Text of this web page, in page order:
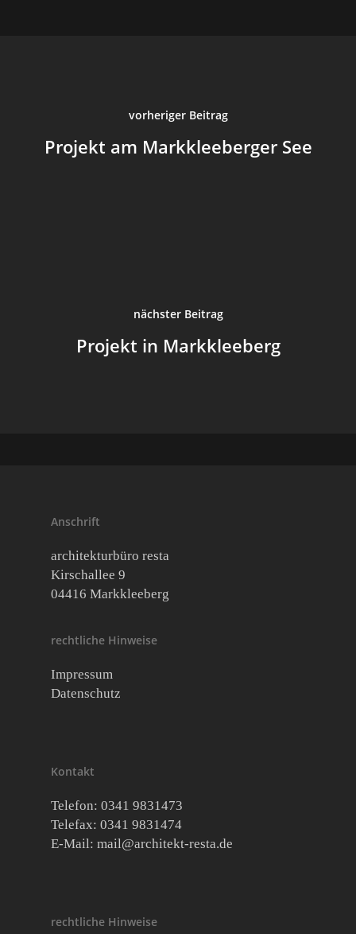
vorheriger Beitrag
Projekt am Markkleeberger See
nächster Beitrag
Projekt in Markkleeberg
Anschrift
architekturbüro resta
Kirschallee 9
04416 Markkleeberg
rechtliche Hinweise
Impressum
Datenschutz
Kontakt
Telefon: 0341 9831473
Telefax: 0341 9831474
E-Mail: mail@architekt-resta.de
rechtliche Hinweise
Aktuell